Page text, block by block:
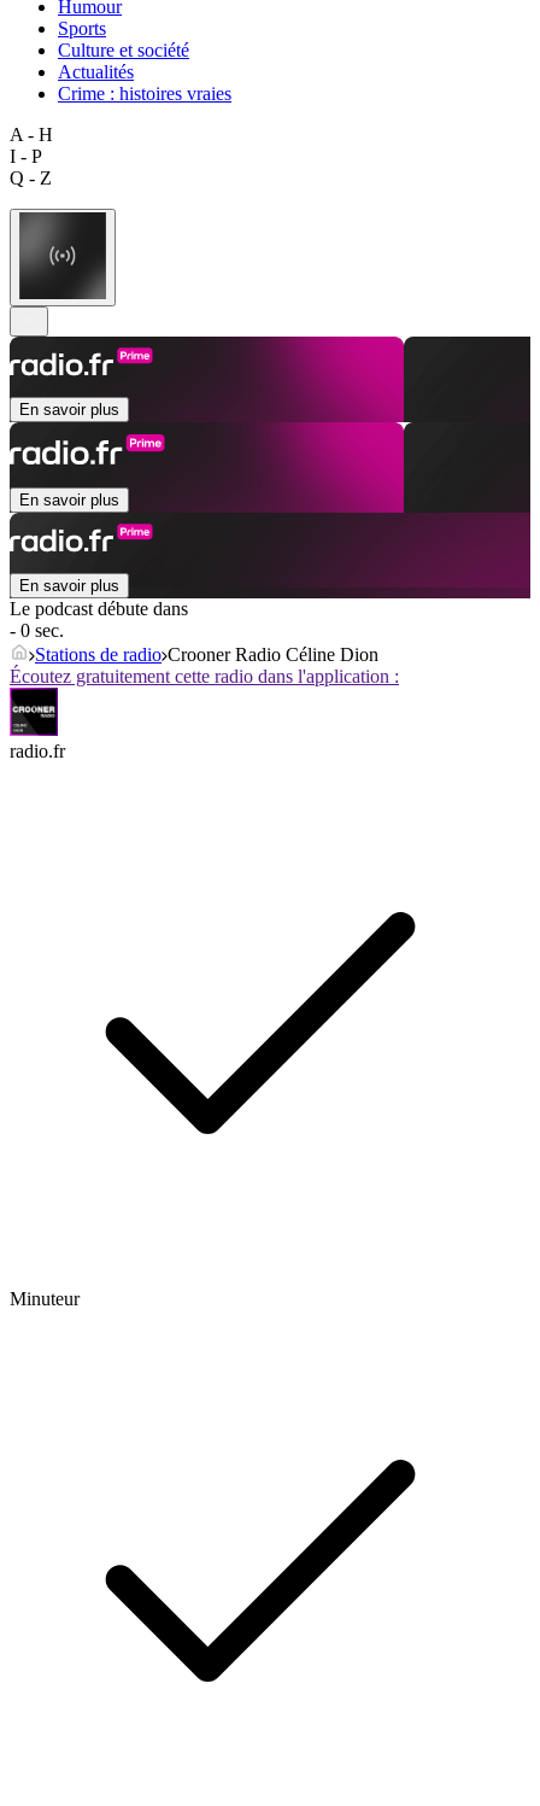
Humour
Sports
Culture et société
Actualités
Crime : histoires vraies
A - H
I - P
Q - Z
En savoir plus
En savoir plus
En savoir plus
Le podcast débute dans
- 0 sec.
Stations de radio Crooner Radio Céline Dion
Écoutez gratuitement cette radio dans l'application :
radio.fr
Minuteur